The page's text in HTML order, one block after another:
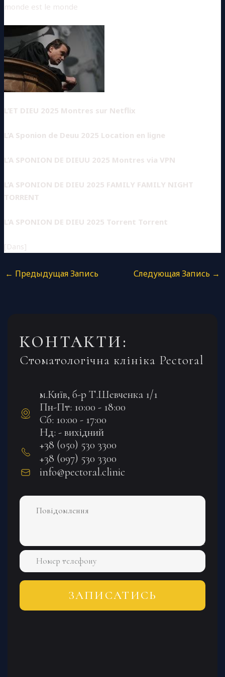
monde est le monde
L’ET DIEU 2025 Montres sur Netflix
L’A Sponion de Deuu 2025 Location en ligne
L’A SPONION DE DIEUU 2025 Montres via VPN
L’A SPONION DE DIEU 2025 FAMILY FAMILY NIGHT
TORRENT
L’A SPONION DE DIEU 2025 Torrent Torrent
[Dans]
← Предыдущая Запись Следующая Запись →
КОНТАКТИ:
Стоматологічна клініка Pectoral
м.Київ, б-р Т.Шевченка 1/1
Пн-Пт: 10:00 - 18:00
Сб: 10:00 - 17:00
Нд: - вихідний
+38 (050) 530 3300
+38 (097) 530 3300
info@pectoral.clinic